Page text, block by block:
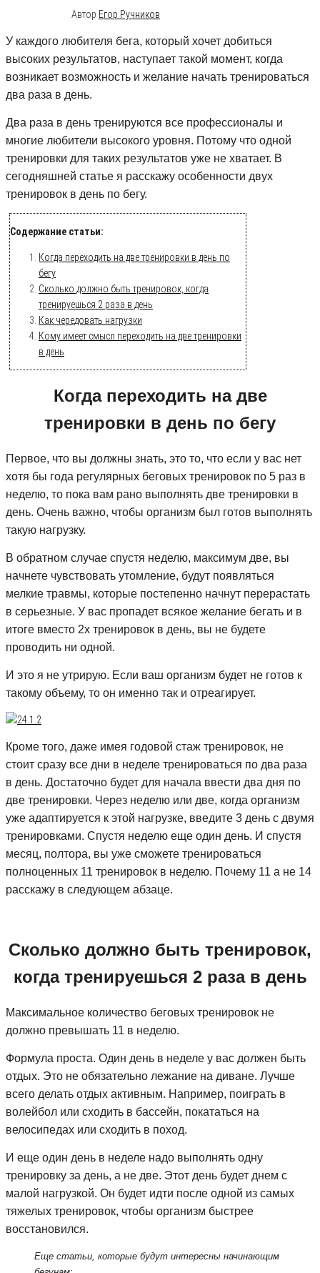
Автор Егор Ручников
У каждого любителя бега, который хочет добиться
высоких результатов, наступает такой момент, когда
возникает возможность и желание начать тренироваться
два раза в день.
Два раза в день тренируются все профессионалы и
многие любители высокого уровня. Потому что одной
тренировки для таких результатов уже не хватает. В
сегодняшней статье я расскажу особенности двух
тренировок в день по бегу.
Содержание статьи:
Когда переходить на две тренировки в день по
бегу
Сколько должно быть тренировок, когда
тренируешься 2 раза в день
Как чередовать нагрузки
Кому имеет смысл переходить на две тренировки
в день
Когда переходить на две
тренировки в день по бегу
Первое, что вы должны знать, это то, что если у вас нет
хотя бы года регулярных беговых тренировок по 5 раз в
неделю, то пока вам рано выполнять две тренировки в
день. Очень важно, чтобы организм был готов выполнять
такую нагрузку.
В обратном случае спустя неделю, максимум две, вы
начнете чувствовать утомление, будут появляться
мелкие травмы, которые постепенно начнут перерастать
в серьезные. У вас пропадет всякое желание бегать и в
итоге вместо 2х тренировок в день, вы не будете
проводить ни одной.
И это я не утрирую. Если ваш организм будет не готов к
такому объему, то он именно так и отреагирует.
Кроме того, даже имея годовой стаж тренировок, не
стоит сразу все дни в неделе тренироваться по два раза
в день. Достаточно будет для начала ввести два дня по
две тренировки. Через неделю или две, когда организм
уже адаптируется к этой нагрузке, введите 3 день с двумя
тренировками. Спустя неделю еще один день. И спустя
месяц, полтора, вы уже сможете тренироваться
полноценных 11 тренировок в неделю. Почему 11 а не 14
расскажу в следующем абзаце.
Сколько должно быть тренировок,
когда тренируешься 2 раза в день
Максимальное количество беговых тренировок не
должно превышать 11 в неделю.
Формула проста. Один день в неделе у вас должен быть
отдых. Это не обязательно лежание на диване. Лучше
всего делать отдых активным. Например, поиграть в
волейбол или сходить в бассейн, покататься на
велосипедах или сходить в поход.
И еще один день в неделе надо выполнять одну
тренировку за день, а не две. Этот день будет днем с
малой нагрузкой. Он будет идти после одной из самых
тяжелых тренировок, чтобы организм быстрее
восстановился.
Еще статьи, которые будут интересны начинающим